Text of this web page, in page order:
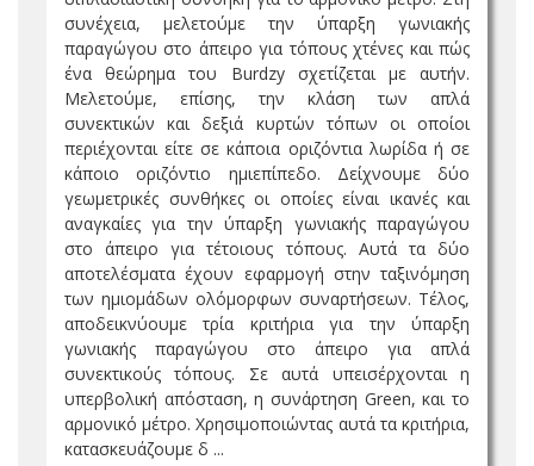
συνέχεια, μελετούμε την ύπαρξη γωνιακής
παραγώγου στο άπειρο για τόπους χτένες και πώς
ένα θεώρημα του Burdzy σχετίζεται με αυτήν.
Μελετούμε, επίσης, την κλάση των απλά
συνεκτικών και δεξιά κυρτών τόπων οι οποίοι
περιέχονται είτε σε κάποια οριζόντια λωρίδα ή σε
κάποιο οριζόντιο ημιεπίπεδο. Δείχνουμε δύο
γεωμετρικές συνθήκες οι οποίες είναι ικανές και
αναγκαίες για την ύπαρξη γωνιακής παραγώγου
στο άπειρο για τέτοιους τόπους. Αυτά τα δύο
αποτελέσματα έχουν εφαρμογή στην ταξινόμηση
των ημιομάδων ολόμορφων συναρτήσεων. Τέλος,
αποδεικνύουμε τρία κριτήρια για την ύπαρξη
γωνιακής παραγώγου στο άπειρο για απλά
συνεκτικούς τόπους. Σε αυτά υπεισέρχονται η
υπερβολική απόσταση, η συνάρτηση Green, και το
αρμονικό μέτρο. Χρησιμοποιώντας αυτά τα κριτήρια,
κατασκευάζουμε δ ...